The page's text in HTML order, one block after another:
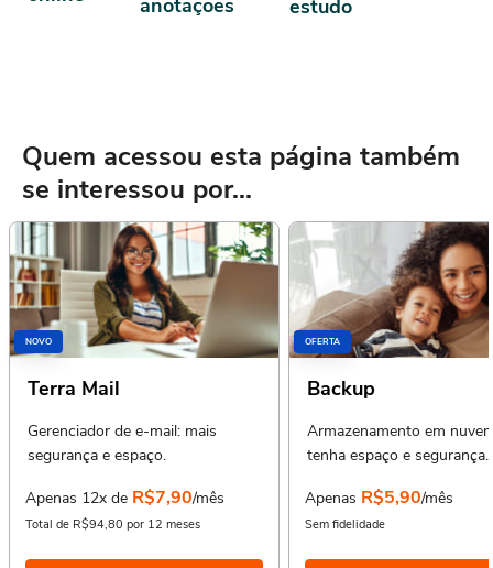
anotações
estudo
Quem acessou esta página também
se interessou por...
NOVO
Terra Mail
Gerenciador de e-mail: mais
segurança e espaço.
Apenas 12x de R$7,90/mês
Total de R$94,80 por 12 meses
OFERTA
Backup
Armazenamento em
tenha espaço e segurança.
Apenas R$5,90/mês
Sem fidelidade